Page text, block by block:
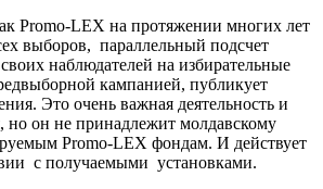
Promo-LEX на протяжении многих лет
выборов, параллельный подсчет
наблюдателей на избирательные
кампанией, публикует
Это очень важная деятельность и
но он не принадлежит молдавскому
Promo-LEX фондам. И действует
с получаемыми установками.